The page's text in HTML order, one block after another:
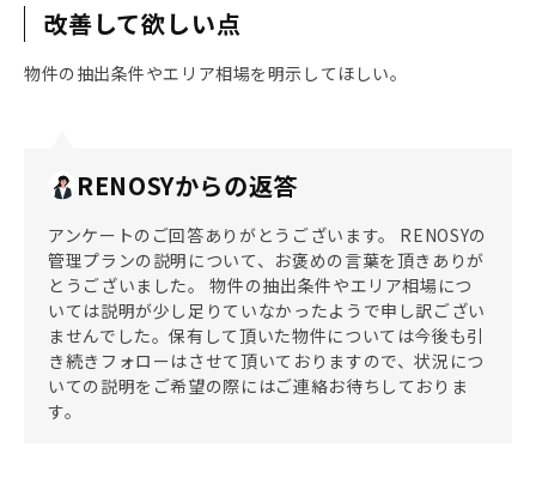
改善して欲しい点
物件の抽出条件やエリア相場を明示してほしい。
RENOSYからの返答
アンケートのご回答ありがとうございます。 RENOSYの
管理プランの説明について、お褒めの言葉を頂きありが
とうございました。 物件の抽出条件やエリア相場につ
いては説明が少し足りていなかったようで申し訳ござい
ませんでした。保有して頂いた物件については今後も引
き続きフォローはさせて頂いておりますので、状況につ
いての説明をご希望の際にはご連絡お待ちしておりま
す。